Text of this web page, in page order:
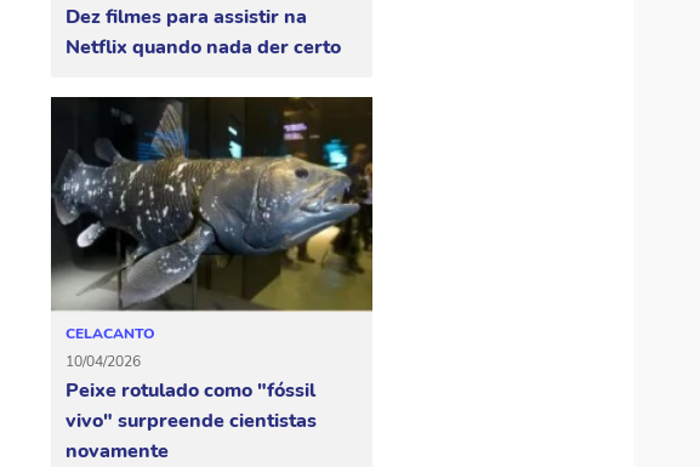
Dez filmes para assistir na
Netflix quando nada der certo
CELACANTO
10/04/2026
Peixe rotulado como "fóssil
vivo" surpreende cientistas
novamente